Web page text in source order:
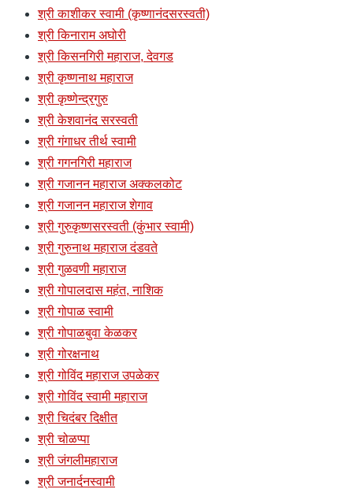
श्री काशीकर स्वामी (कृष्णानंदसरस्वती)
श्री किनाराम अघोरी
श्री किसनगिरी महाराज, देवगड
श्री कृष्णनाथ महाराज
श्री कृष्णेन्द्रगुरु
श्री केशवानंद सरस्वती
श्री गंगाधर तीर्थ स्वामी
श्री गगनगिरी महाराज
श्री गजानन महाराज अक्कलकोट
श्री गजानन महाराज शेगाव
श्री गुरुकृष्णसरस्वती (कुंभार स्वामी)
श्री गुरुनाथ महाराज दंडवते
श्री गुळवणी महाराज
श्री गोपालदास महंत, नाशिक
श्री गोपाळ स्वामी
श्री गोपाळबुवा केळकर
श्री गोरक्षनाथ
श्री गोविंद महाराज उपळेकर
श्री गोविंद स्वामी महाराज
श्री चिदंबर दिक्षीत
श्री चोळप्पा
श्री जंगलीमहाराज
श्री जनार्दनस्वामी